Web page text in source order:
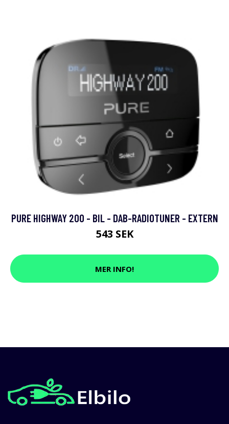
PURE HIGHWAY 200 - BIL - DAB-RADIOTUNER - EXTERN
543 SEK
MER INFO!